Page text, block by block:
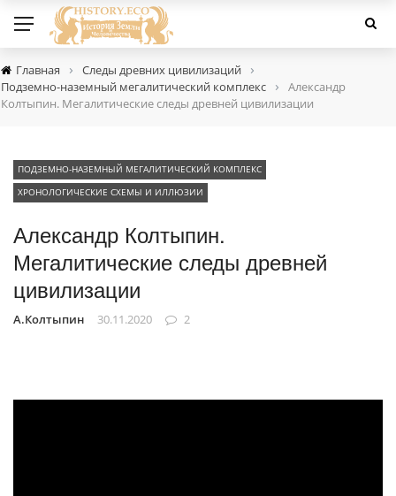
Главная › Следы древних цивилизаций ›
Подземно-наземный мегалитический комплекс ›
Александр
Колтыпин. Мегалитические следы древней цивилизации
ПОДЗЕМНО-НАЗЕМНЫЙ МЕГАЛИТИЧЕСКИЙ КОМПЛЕКС
ХРОНОЛОГИЧЕСКИЕ СХЕМЫ И ИЛЛЮЗИИ
Александр Колтыпин.
Мегалитические следы древней
цивилизации
А.Колтыпин 30.11.2020 2